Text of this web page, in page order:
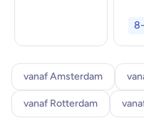
vanaf Amsterdam
vanaf Rotterdam